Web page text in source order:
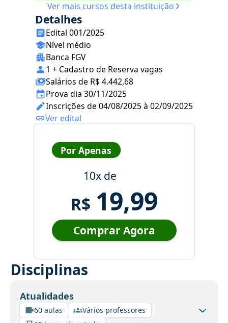
Ver mais cursos desta instituição
Detalhes
Edital 001/2025
Nível médio
Banca FGV
1 + Cadastro de Reserva vagas
Salários de R$ 4.442,68
Prova dia 30/11/2025
Inscrições de 04/08/2025 à 02/09/2025
Ver edital
Por Apenas
10x de
R$ 19,99
Comprar Agora
Disciplinas
Atualidades
60 aulas
Vários professores